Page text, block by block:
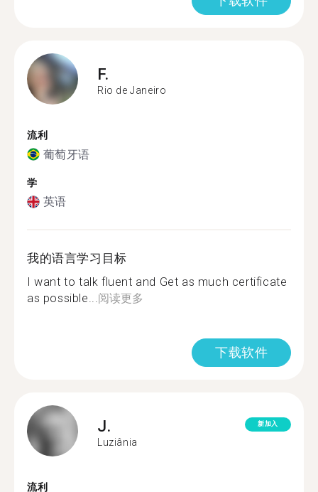
F.
Rio de Janeiro
流利
葡萄牙语
学
英语
我的语言学习目标
I want to talk fluent and Get as much certificate
as possible...阅读更多
下载软件
J.
Luziânia
新加入
流利